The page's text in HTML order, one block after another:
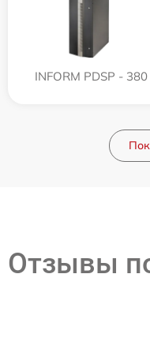
INFORM PDSP - 380
Отзывы